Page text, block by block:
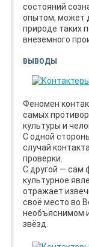
состояний
опытом, может
природе таких
внеземного
ВЫВОДЫ
Феномен
самых
культуры и
С одной
случай
проверки.
С другой — сам
культурное
отражает
своё место во
необъяснимом
звёзд.